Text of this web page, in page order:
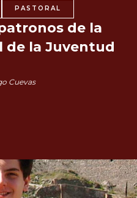
PASTORAL
de la
de la Juventud
Cuevas